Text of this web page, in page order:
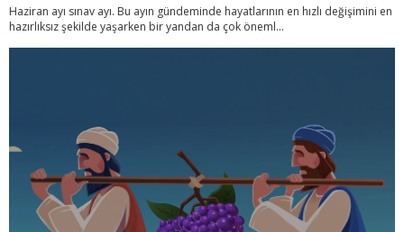
Haziran ayı sınav ayı. Bu ayın gündeminde hayatlarının en hızlı değişimini en
hazırlıksız şekilde yaşarken bir yandan da çok öneml...